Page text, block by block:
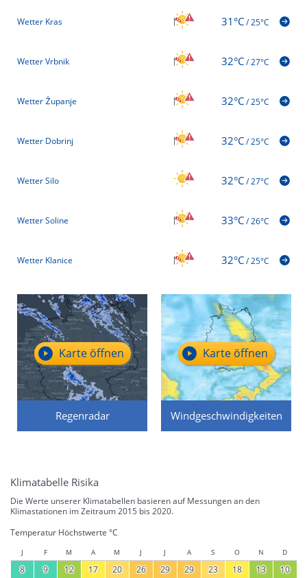
Wetter Kras 31°C/25°C
Wetter Vrbnik 32°C/27°C
Wetter Županje 32°C/25°C
Wetter Dobrinj 32°C/25°C
Wetter Silo 32°C/27°C
Wetter Soline 33°C/26°C
Wetter Klanice 32°C/25°C
Regenradar
Karte öffnen
Windgeschwindigkeiten
Karte öffnen
Klimatabelle Risika
Die Werte unserer Klimatabellen basieren auf Messungen an den
Klimastationen im Zeitraum 2015 bis 2020.
Temperatur Höchstwerte °C
J F M A M J J A S O N D
8 9 12 17 20 26 29 29 23 18 13 10